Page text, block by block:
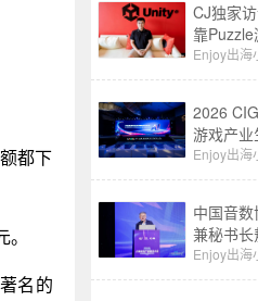
都下
名的
CJ独家
靠
千万级下
意经
Enjoy出海
2026
游戏产
举办
Enjoy出海
中国音
兼秘书
游戏产业
辞
Enjoy出海